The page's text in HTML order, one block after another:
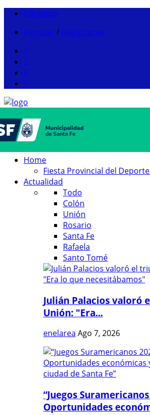
Contacto
Ingresar / Registrarse
Home
Fiesta Provincial del
Actualidad
Todo
Colón
Unión
Rosario
Santa Fe
Rafaela
Santo Tomé
Julián Palacios valoró
Unión: "Era...
enelarea Ago 7, 2026
“Juegos
Oportunidades